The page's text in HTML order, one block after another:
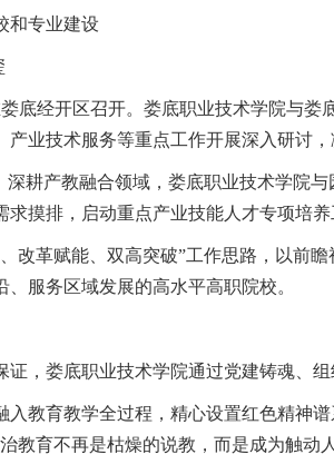
和专业建设
底经开区召开。娄底职业技术学院与
业技术服务等重点工作开展深入研讨，
耕产教融合领域，娄底职业技术学院
摸排，启动重点产业技能人才专项培
改革赋能、双高突破”工作思路，以前
服务区域发展的高水平高职院校。
，娄底职业技术学院通过党建铸魂、
教育教学全过程，精心设置红色精神
教育不再是枯燥的说教，而是成为触动